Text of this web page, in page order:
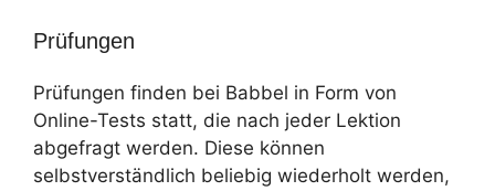
Prüfungen
Prüfungen finden bei Babbel in Form von
Online-Tests statt, die nach jeder Lektion
abgefragt werden. Diese können
selbstverständlich beliebig wiederholt werden,